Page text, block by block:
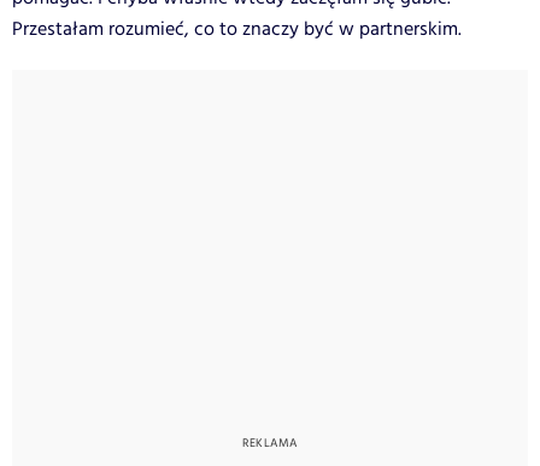
Przestałam rozumieć, co to znaczy być w partnerskim.